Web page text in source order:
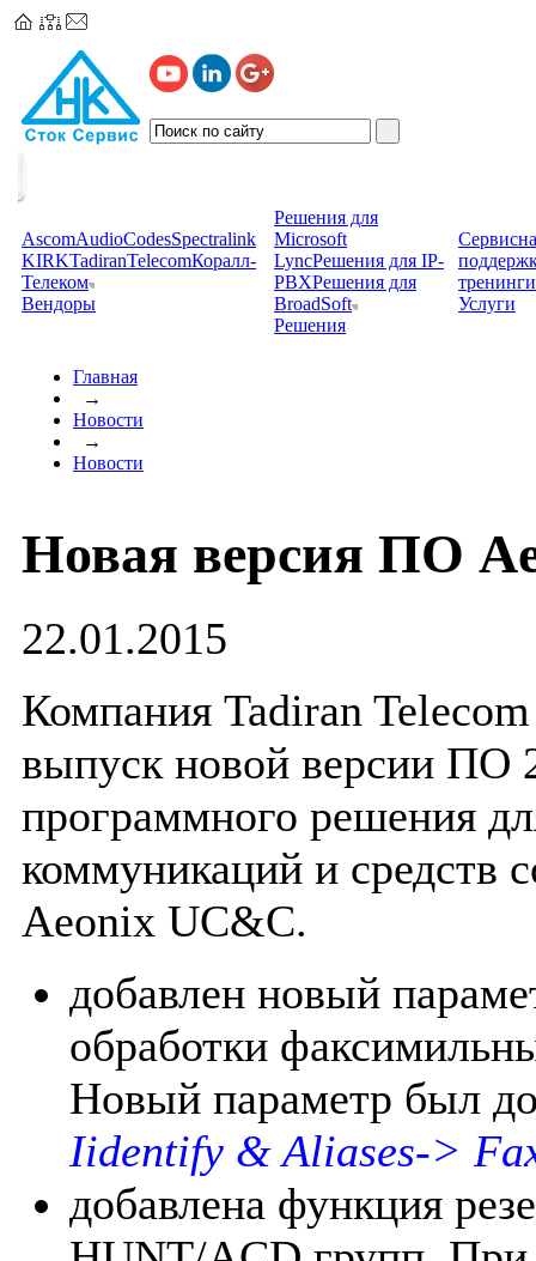
AscomAudioCodesSpectralink
KIRKTadiranTelecomКоралл-
Телеком
Вендоры
Решения для
Microsoft
LyncРешения для IP-
PBXРешения для
BroadSoft
Решения
тренинги
Услуги
Главная
→
Новости
→
Новости
Новая версия ПО
22.01.2015
Компания Tadiran
выпуск новой версии ПО
программного решения
коммуникаций и средств
Aeonix UC&C.
добавлен новый
обработки
Новый параметр был
Iidentify & Aliases->
добавлена функция